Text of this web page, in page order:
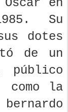
Su
dotes
de un
público
como la